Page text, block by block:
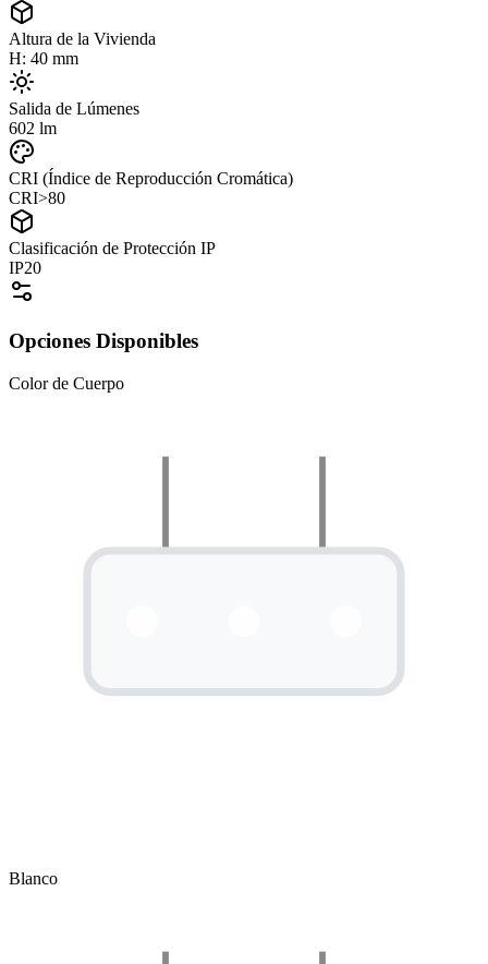
Altura de la Vivienda
H: 40 mm
Salida de Lúmenes
602 lm
CRI (Índice de Reproducción Cromática)
CRI>80
Clasificación de Protección IP
IP20
Opciones Disponibles
Color de Cuerpo
Blanco